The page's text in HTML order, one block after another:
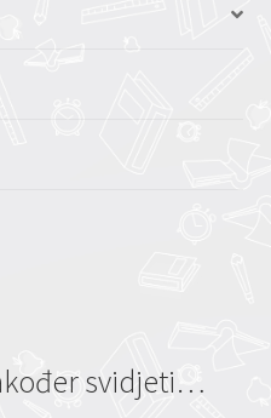
svidjeti…